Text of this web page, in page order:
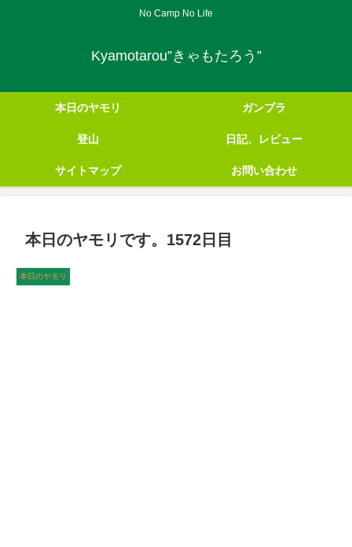
No Camp No Life
Kyamotarou”きゃもたろう”
本日のヤモリ ガンプラ
登山 日記、レビュー
サイトマップ お問い合わせ
本日のヤモリです。1572日目
本日のヤモリ